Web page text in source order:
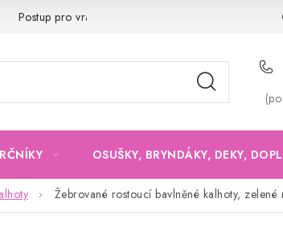
Postup pro vrácení a výměnu
OSUŠKY, BRYNDÁKY, DEKY,
Žebrované rostoucí bavlněné kalhoty, zelené